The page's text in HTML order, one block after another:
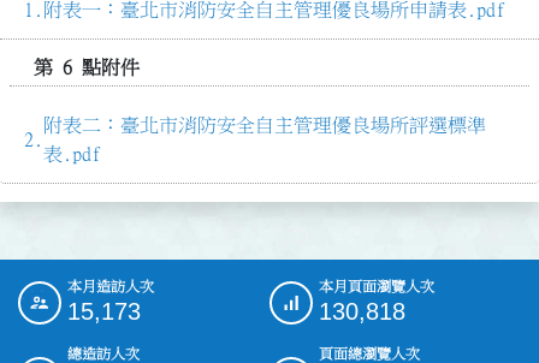
附表一：臺北市消防安全自主管理優良場所申請表.pdf
第 6 點附件
附表二：臺北市消防安全自主管理優良場所評選標準
表.pdf
::: 本月造訪人次
15,173
本月頁面瀏覽人次
130,818
總造訪人次
頁面總瀏覽人次